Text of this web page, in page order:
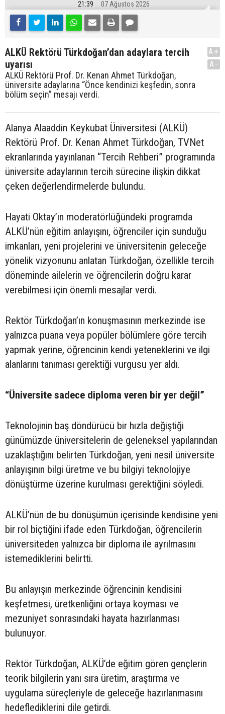
21:39 07 Ağustos 2026
ALKÜ Rektörü Türkdoğan’dan adaylara tercih
uyarısı
ALKÜ Rektörü Prof. Dr. Kenan Ahmet Türkdoğan,
üniversite adaylarına “Önce kendinizi keşfedin, sonra
bölüm seçin” mesajı verdi.
A+
A-
Alanya Alaaddin Keykubat Üniversitesi (ALKÜ)
Rektörü Prof. Dr. Kenan Ahmet Türkdoğan, TVNet
ekranlarında yayınlanan “Tercih Rehberi” programında
üniversite adaylarının tercih sürecine ilişkin dikkat
çeken değerlendirmelerde bulundu.
Hayati Oktay’ın moderatörlüğündeki programda
ALKÜ’nün eğitim anlayışını, öğrenciler için sunduğu
imkanları, yeni projelerini ve üniversitenin geleceğe
yönelik vizyonunu anlatan Türkdoğan, özellikle tercih
döneminde ailelerin ve öğrencilerin doğru karar
verebilmesi için önemli mesajlar verdi.
Rektör Türkdoğan’ın konuşmasının merkezinde ise
yalnızca puana veya popüler bölümlere göre tercih
yapmak yerine, öğrencinin kendi yeteneklerini ve ilgi
alanlarını tanıması gerektiği vurgusu yer aldı.
“Üniversite sadece diploma veren bir yer değil”
Teknolojinin baş döndürücü bir hızla değiştiği
günümüzde üniversitelerin de geleneksel yapılarından
uzaklaştığını belirten Türkdoğan, yeni nesil üniversite
anlayışının bilgi üretme ve bu bilgiyi teknolojiye
dönüştürme üzerine kurulması gerektiğini söyledi.
ALKÜ’nün de bu dönüşümün içerisinde kendisine yeni
bir rol biçtiğini ifade eden Türkdoğan, öğrencilerin
üniversiteden yalnızca bir diploma ile ayrılmasını
istemediklerini belirtti.
Bu anlayışın merkezinde öğrencinin kendisini
keşfetmesi, üretkenliğini ortaya koyması ve
mezuniyet sonrasındaki hayata hazırlanması
bulunuyor.
Rektör Türkdoğan, ALKÜ’de eğitim gören gençlerin
teorik bilgilerin yanı sıra üretim, araştırma ve
uygulama süreçleriyle de geleceğe hazırlanmasını
hedeflediklerini dile getirdi.